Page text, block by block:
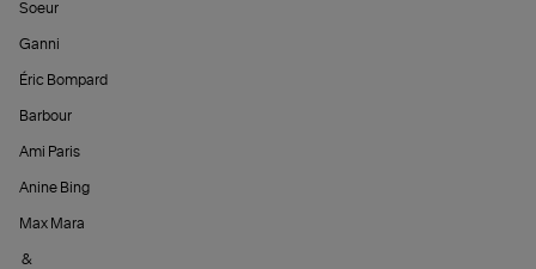
Soeur
Ganni
Éric Bompard
Barbour
Ami Paris
Anine Bing
Max Mara
&